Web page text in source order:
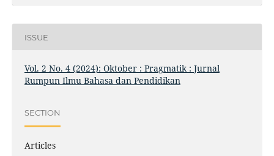
ISSUE
Vol. 2 No. 4 (2024): Oktober : Pragmatik : Jurnal
Rumpun Ilmu Bahasa dan Pendidikan
SECTION
Articles